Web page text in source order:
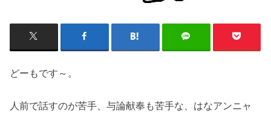
どーもです～。
人前で話すのが苦手、与論献奉も苦手な、はなアンニャ